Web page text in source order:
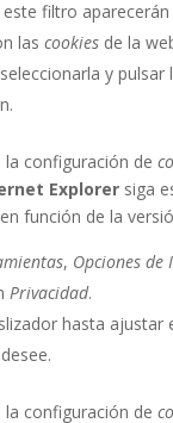
filtro
las cookiesde la
y pulsar
la configuración de
Explorersiga
función de la
, Opciones de
Privacidad.
hasta ajustar
la configuración de